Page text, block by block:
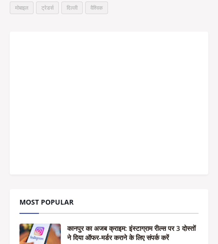
मोबाइल ट्रेडर्स दिल्ली वैश्विक
MOST POPULAR
कानपुर का अजब क्राइम: इंस्टाग्राम रील्स पर 3 दोस्तों
ने दिया ऑफर-मर्डर कराने के लिए संपर्क करें